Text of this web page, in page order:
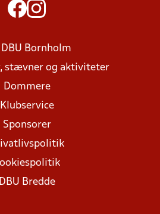
Bornholm
stævner og aktiviteter
Dommere
Klubservice
Sponsorer
DBU Bredde